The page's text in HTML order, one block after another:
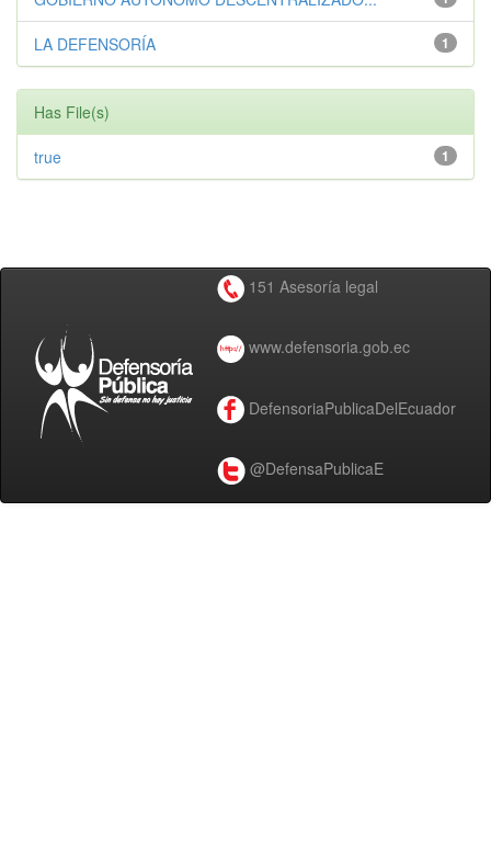
1
LA DEFENSORÍA
Has File(s)
1
true
151 Asesoría legal
www.defensoria.gob.ec
DefensoriaPublicaDelEcuador
@DefensaPublicaE